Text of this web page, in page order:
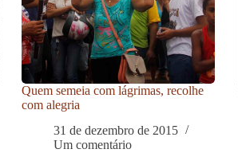
Quem semeia com lágrimas, recolhe
com alegria
31 de dezembro de 2015
Um comentário